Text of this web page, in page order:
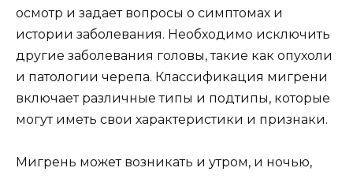
осмотр и задает вопросы о симптомах и
истории заболевания. Необходимо исключить
другие заболевания головы, такие как опухоли
и патологии черепа. Классификация мигрени
включает различные типы и подтипы, которые
могут иметь свои характеристики и признаки.
Мигрень может возникать и утром, и ночью,